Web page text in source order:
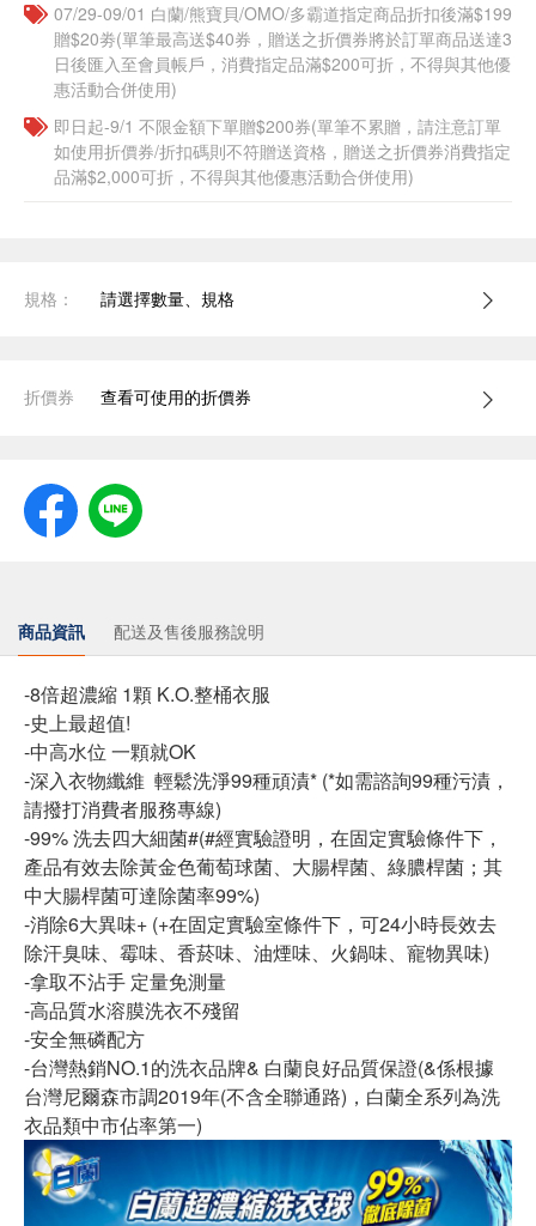
07/29-09/01 白蘭/熊寶貝/OMO/多霸道指定商品折扣後滿$199
贈$20劵(單筆最高送$40券，贈送之折價券將於訂單商品送達3
日後匯入至會員帳戶，消費指定品滿$200可折，不得與其他優
惠活動合併使用)
即日起-9/1 不限金額下單贈$200券(單筆不累贈，請注意訂單
如使用折價券/折扣碼則不符贈送資格，贈送之折價券消費指定
品滿$2,000可折，不得與其他優惠活動合併使用)
規格： 請選擇數量、規格
折價券 查看可使用的折價券
商品資訊 配送及售後服務說明
-8倍超濃縮 1顆 K.O.整桶衣服
-史上最超值!
-中高水位 一顆就OK
-深入衣物纖維 輕鬆洗淨99種頑漬* (*如需諮詢99種污漬，
請撥打消費者服務專線)
-99% 洗去四大細菌#(#經實驗證明，在固定實驗條件下，
產品有效去除黃金色葡萄球菌、大腸桿菌、綠膿桿菌；其
中大腸桿菌可達除菌率99%)
-消除6大異味+ (+在固定實驗室條件下，可24小時長效去
除汗臭味、霉味、香菸味、油煙味、火鍋味、寵物異味)
-拿取不沾手 定量免測量
-高品質水溶膜洗衣不殘留
-安全無磷配方
-台灣熱銷NO.1的洗衣品牌& 白蘭良好品質保證(&係根據
台灣尼爾森市調2019年(不含全聯通路)，白蘭全系列為洗
衣品類中市佔率第一)